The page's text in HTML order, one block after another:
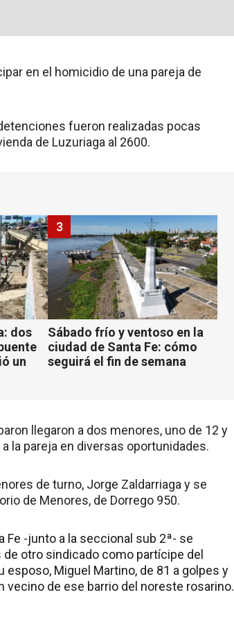
en el homicidio de una pareja de
fueron realizadas pocas
de Luzuriaga al 2600.
dos
un
Sábado frío y ventoso en la
ciudad de Santa Fe: cómo
seguirá el fin de semana
3
llegaron a dos menores, uno de 12 y
la pareja en diversas oportunidades.
de turno, Jorge Zaldarriaga y se
de Menores, de Dorrego 950.
Fe -junto a la seccional sub 2ª- se
otro sindicado como partícipe del
esposo, Miguel Martino, de 81 a golpes y
vecino de ese barrio del noreste rosarino.